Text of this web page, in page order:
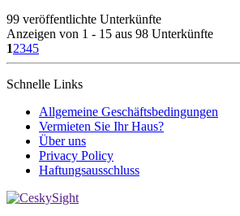
99 veröffentlichte Unterkünfte
Anzeigen von 1 - 15 aus 98 Unterkünfte
12345
Schnelle Links
Allgemeine Geschäftsbedingungen
Vermieten Sie Ihr Haus?
Über uns
Privacy Policy
Haftungsausschluss